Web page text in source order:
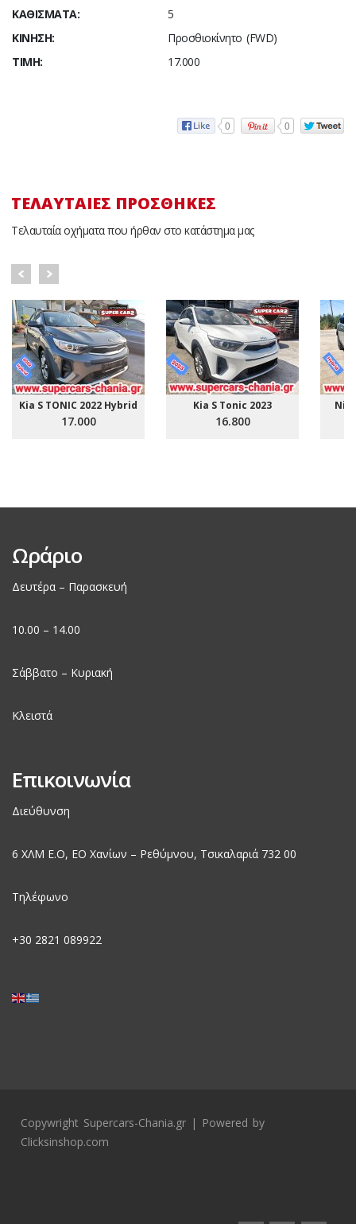
ΚΑΘΊΣΜΑΤΑ:
5
ΚΊΝΗΣΗ:
Προσθιοκίνητο (FWD)
ΤΙΜΉ:
17.000
0 0
ΤΕΛΑΥΤΑΊΕΣ ΠΡΟΣΘΉΚΕΣ
Τελαυταία οχήματα που ήρθαν στο κατάστημα μας
Kia S TONIC 2022 Hybrid
17.000
Kia S Tonic 2023
16.800
Ωράριο
Δευτέρα – Παρασκευή
10.00 – 14.00
Σάββατο – Κυριακή
Κλειστά
Επικοινωνία
Διεύθυνση
6 ΧΛΜ Ε.Ο, EO Χανίων – Ρεθύμνου, Τσικαλαριά 732 00
Τηλέφωνο
+30 2821 089922
Copywright Supercars-Chania.gr | Powered by
Clicksinshop.com